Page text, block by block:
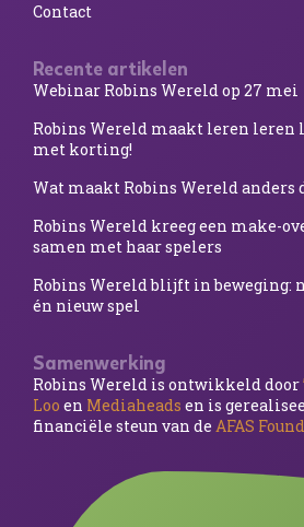
Contact
Recente artikelen
Webinar Robins Wereld op 27 mei
Robins Wereld maakt leren leren
met korting!
Wat maakt Robins Wereld anders
Robins Wereld kreeg een make-
samen met haar spelers
Robins Wereld blijft in beweging:
én nieuw spel
Samenwerking
Robins Wereld is ontwikkeld door
Loo en Mediaheads en is
financiële steun van de AFAS